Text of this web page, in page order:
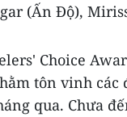
(Ấn Độ),
Choice
tôn vinh các
qua. Chưa